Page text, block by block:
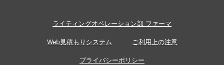
ライティングオペレーション部 ファーマ
Web見積もりシステム ご利用上の注意
プライバシーポリシー